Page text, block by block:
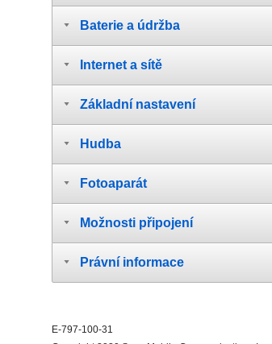
Baterie a údržba
Internet a sítě
Základní nastavení
Hudba
Fotoaparát
Možnosti připojení
Právní informace
E-797-100-31